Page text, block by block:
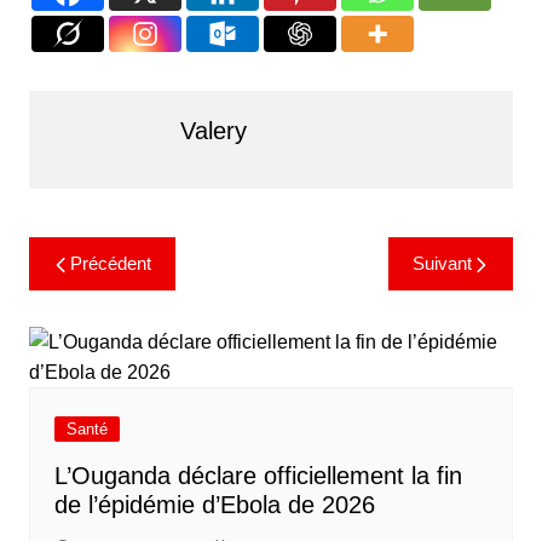
Valery
Précédent Suivant
Santé
L’Ouganda déclare officiellement la fin
de l’épidémie d’Ebola de 2026